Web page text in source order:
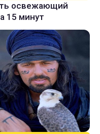
освежающий
15 минут